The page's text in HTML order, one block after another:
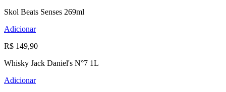
Skol Beats Senses 269ml
Adicionar
R$ 149,90
Whisky Jack Daniel's N°7 1L
Adicionar